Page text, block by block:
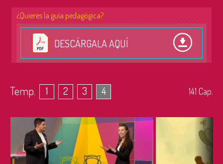
¿Quieres la guía pedagógica?
DESCÁRGALA AQUÍ
Temp. 1 2 3 4 141 Cap.